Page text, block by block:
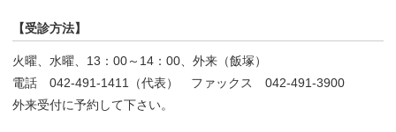
【受診方法】
火曜、水曜、13：00～14：00、外来（飯塚）
電話 042-491-1411（代表） ファックス 042-491-3900
外来受付に予約して下さい。